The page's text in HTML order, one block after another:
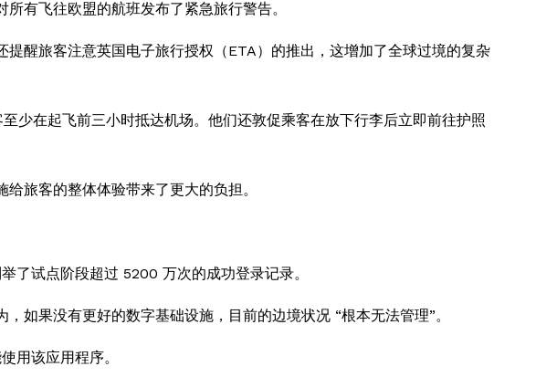
有飞往欧盟的航班发布了紧急旅行警告。
醒旅客注意英国电子旅行授权（ETA）的推出，这增加了全球过境的复杂
在起飞前三小时抵达机场。他们还敦促乘客在放下行李后立即前往护照
旅客的整体体验带来了更大的负担。
了试点阶段超过 5200 万次的成功登录记录。
如果没有更好的数字基础设施，目前的边境状况 “根本无法管理”。
用该应用程序。